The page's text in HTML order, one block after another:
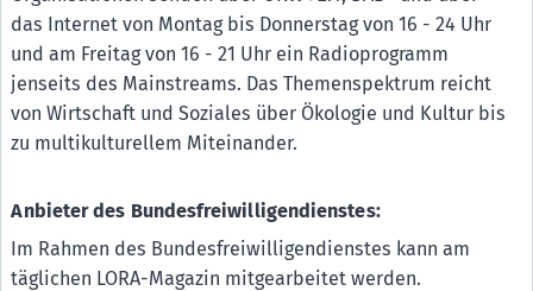
das Internet von Montag bis Donnerstag von 16 - 24 Uhr
und am Freitag von 16 - 21 Uhr ein Radioprogramm
jenseits des Mainstreams. Das Themenspektrum reicht
von Wirtschaft und Soziales über Ökologie und Kultur bis
zu multikulturellem Miteinander.
Anbieter des Bundesfreiwilligendienstes:
Im Rahmen des Bundesfreiwilligendienstes kann am
täglichen LORA-Magazin mitgearbeitet werden.